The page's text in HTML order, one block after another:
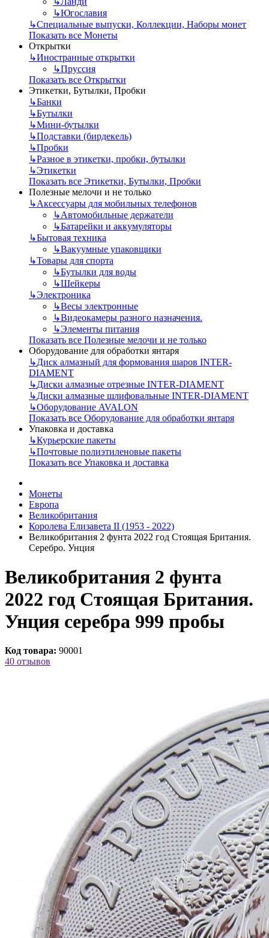
↳Югославия
↳Специальные выпуски, Коллекции, Наборы монет
Показать все Монеты
Открытки
↳Иностранные открытки
↳Пруссия
Показать все Открытки
Этикетки, Бутылки, Пробки
↳Банки
↳Бутылки
↳Мини-бутылки
↳Подставки (бирдекель)
↳Пробки
↳Разное в этикетки, пробки, бутылки
↳Этикетки
Показать все Этикетки, Бутылки, Пробки
Полезные мелочи и не только
↳Аксессуары для мобильных телефонов
↳Автомобильные держатели
↳Батарейки и аккумуляторы
↳Бытовая техника
↳Вакуумные упаковщики
↳Товары для спорта
↳Бутылки для воды
↳Шейкеры
↳Электроника
↳Весы электронные
↳Видеокамеры разного назначения.
↳Элементы питания
Показать все Полезные мелочи и не только
Оборудование для обработки янтаря
↳Диск алмазный для формования шаров INTER-
DIAMENT
↳Диски алмазные отрезные INTER-DIAMENT
↳Диски алмазные шлифовальные INTER-DIAMENT
↳Оборудование AVALON
Показать все Оборудование для обработки янтаря
Упаковка и доставка
↳Курьерские пакеты
↳Почтовые полиэтиленовые пакеты
Показать все Упаковка и доставка
Монеты
Европа
Великобритания
Королева Елизавета II (1953 - 2022)
Великобритания 2 фунта 2022 год Стоящая Британия.
Серебро. Унция
Великобритания 2 фунта
2022 год Стоящая Британия.
Унция серебра 999 пробы
Код товара: 90001
40 отзывов